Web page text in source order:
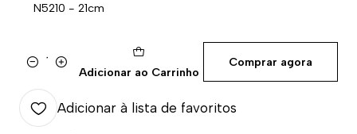
N5210 - 21cm
QuantidadeAdicionar ao Carrinho
Comprar agora
Adicionar à lista de favoritos